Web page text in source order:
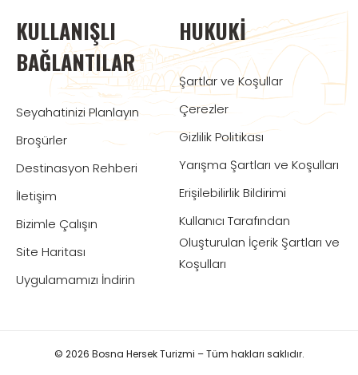
KULLANIŞLI
BAĞLANTILAR
Seyahatinizi Planlayın
Broşürler
Destinasyon Rehberi
İletişim
Bizimle Çalışın
Site Haritası
Uygulamamızı İndirin
HUKUKI
Şartlar ve Koşullar
Çerezler
Gizlilik Politikası
Yarışma Şartları ve Koşulları
Erişilebilirlik Bildirimi
Kullanıcı Tarafından
Oluşturulan İçerik Şartları ve
Koşulları
© 2026 Bosna Hersek Turizmi – Tüm hakları saklıdır.